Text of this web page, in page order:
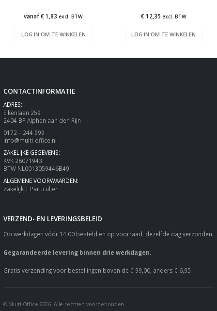
vanaf € 1,83excl. BTW
LOG IN OM TE WINKELEN
€ 12,35 excl. BTW
LOG IN OM TE WINKELEN
CONTACTINFORMATIE
ADRES:
Eikenlaan 259
2404 BP Alphen aan den Rijn
0172 – 244 999
info@multi-office.nl
ZAKELIJKE GEGEVENS:
KVK 28071943
BTW NL0013059446B49
ALGEMENE VOORWAARDEN:
Zakelijk| Particulier
VERZEND- EN LEVERINGSBELEID
Op werkdagen vóór 14:00 besteld en op voorraad, dezelfde dag verzonden.
Gegarandeerde levering binnen drie werkdagen.
Gratis verzending voor bestellingen boven de € 99,00, anders € 6,95
© Multi Office 2026. Alle rechten voorbehouden